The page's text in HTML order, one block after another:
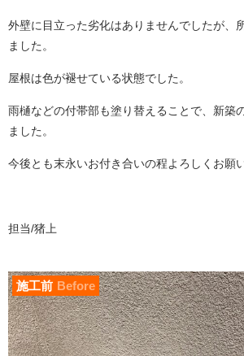
外壁に目立った劣化はありませんでしたが、
ました。
屋根は色が褪せている状態でした。
雨樋などの付帯部も塗り替えることで、新築
ました。
今後とも末永いお付き合いの程よろしくお願
担当/猪上
施工前 Before